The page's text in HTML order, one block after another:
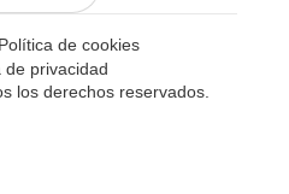
los derechos reservados.
Política de cookies
de privacidad